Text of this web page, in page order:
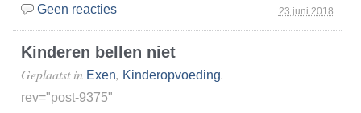
23 juni 2018
Geen reacties
Kinderen bellen niet
Geplaatst in Exen, Kinderopvoeding.
rev="post-9375"